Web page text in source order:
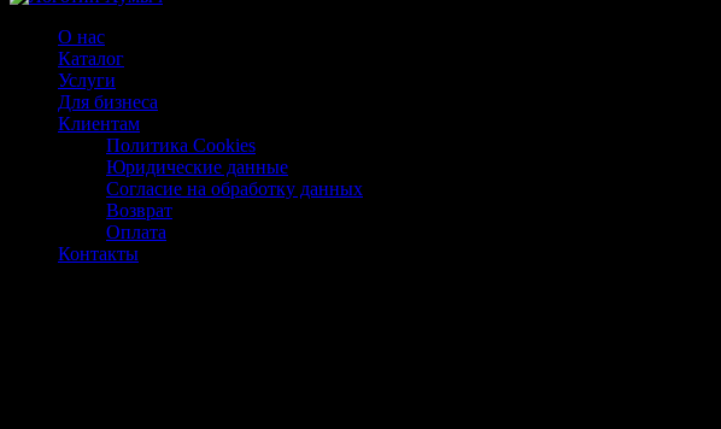
О нас
Каталог
Услуги
Для бизнеса
Клиентам
Политика Cookies
Юридические данные
Согласие на обработку данных
Возврат
Оплата
Контакты